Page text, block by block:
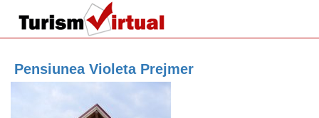
Pensiunea Violeta Prejmer